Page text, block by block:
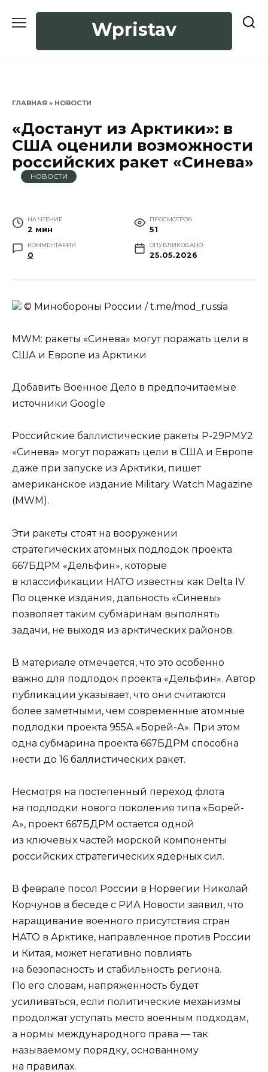
Wpristav
ГЛАВНАЯ » НОВОСТИ
«Достанут из Арктики»: в
США оценили возможности
российских ракет «Синева»
НОВОСТИ
НА ЧТЕНИЕ
2 мин
ПРОСМОТРОВ
51
КОММЕНТАРИИ
0
ОПУБЛИКОВАНО
25.05.2026
© Минобороны России / t.me/mod_russia
MWM: ракеты «Синева» могут поражать цели в
США и Европе из Арктики
Добавить Военное Дело в предпочитаемые
источники Google
Российские баллистические ракеты Р-29РМУ2
«Синева» могут поражать цели в США и Европе
даже при запуске из Арктики, пишет
американское издание Military Watch Magazine
(MWM).
Эти ракеты стоят на вооружении
стратегических атомных подлодок проекта
667БДРМ «Дельфин», которые
в классификации НАТО известны как Delta IV.
По оценке издания, дальность «Синевы»
позволяет таким субмаринам выполнять
задачи, не выходя из арктических районов.
В материале отмечается, что это особенно
важно для подлодок проекта «Дельфин». Автор
публикации указывает, что они считаются
более заметными, чем современные атомные
подлодки проекта 955А «Борей-А». При этом
одна субмарина проекта 667БДРМ способна
нести до 16 баллистических ракет.
Несмотря на постепенный переход флота
на подлодки нового поколения типа «Борей-
А», проект 667БДРМ остается одной
из ключевых частей морской компоненты
российских стратегических ядерных сил.
В феврале посол России в Норвегии Николай
Корчунов в беседе с РИА Новости заявил, что
наращивание военного присутствия стран
НАТО в Арктике, направленное против России
и Китая, может негативно повлиять
на безопасность и стабильность региона.
По его словам, напряженность будет
усиливаться, если политические механизмы
продолжат уступать место военным подходам,
а нормы международного права — так
называемому порядку, основанному
на правилах.